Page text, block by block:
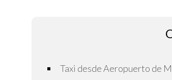
Taxi desde Aeropuerto de